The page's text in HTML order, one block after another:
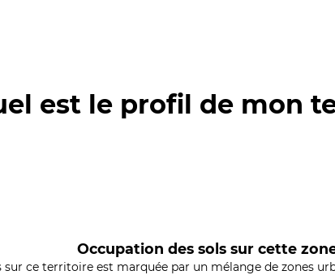
est le profil de mon
Occupation des sols sur cette
sur ce territoire est marquée par un mélange de zones